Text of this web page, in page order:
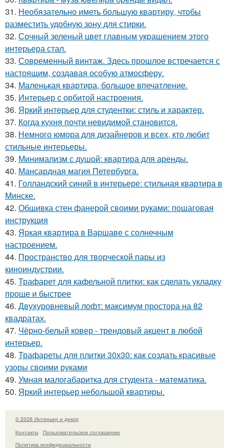
31. Необязательно иметь большую квартиру, чтобы
разместить удобную зону для стирки.
32. Сочный зеленый цвет главным украшением этого
интерьера стал.
33. Современный винтаж. Здесь прошлое встречается с
настоящим, создавая особую атмосферу.
34. Маленькая квартира, большое впечатление.
35. Интерьер с орбитой настроения.
36. Яркий интерьер для студентки: стиль и характер.
37. Когда кухня почти невидимой становится.
38. Немного юмора для дизайнеров и всех, кто любит
стильные интерьеры.
39. Минимализм с душой: квартира для аренды.
40. Мансардная магия Петербурга.
41. Голландский синий в интерьере: стильная квартира в
Минске.
42. Обшивка стен фанерой своими руками: пошаговая
инструкция
43. Яркая квартира в Варшаве с солнечным
настроением.
44. Пространство для творческой пары из
киноиндустрии.
45. Трафарет для кафельной плитки: как сделать укладку
проще и быстрее
46. Двухуровневый лофт: максимум простора на 82
квадратах.
47. Чёрно-белый ковер - трендовый акцент в любой
интерьер.
48. Трафареты для плитки 30х30: как создать красивые
узоры своими руками
49. Умная малогабаритка для студента - математика.
50. Яркий интерьер небольшой квартиры.
© 2026 Интерьер и декор
Контакты
Пользовательское соглашение
Политика конфидециальности